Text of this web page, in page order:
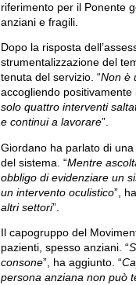
riferimento per il Ponente
anziani e fragili.
Dopo la risposta
strumentalizzazione del
tenuta del servizio. “Non è
accogliendo
solo quattro interventi
e continui a lavorare”.
Giordano ha parlato di
del sistema. “Mentre
obbligo di evidenziare un
un intervento oculistico”,
altri settori”.
Il capogruppo del
pazienti, spesso anziani. “
consone”, ha aggiunto. “
persona anziana non può